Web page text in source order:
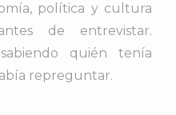
política y cultura
de entrevistar.
quién tenía
repreguntar.